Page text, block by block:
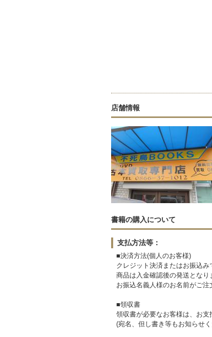
店舗情報
書籍の購入について
支払方法等：
■決済方法(個人のお客様)
クレジット決済またはお振込み
商品は入金確認後の発送となり
お振込名義人様のお名前がご注
■領収書
領収書が必要なお客様は、お支
(宛名、但し書き等もお知らせ